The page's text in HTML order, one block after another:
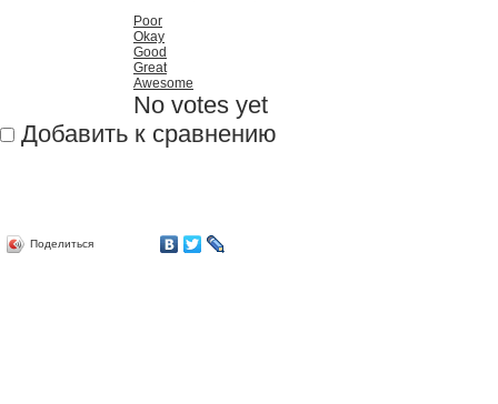
Poor
Okay
Good
Great
Awesome
No votes yet
Добавить к сравнению
Поделиться